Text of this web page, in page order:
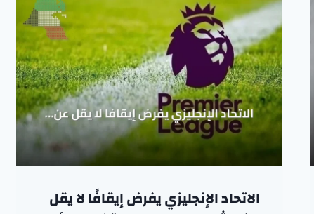
الاتحاد الإنجليزي يفرض إيقافًا لا يقل